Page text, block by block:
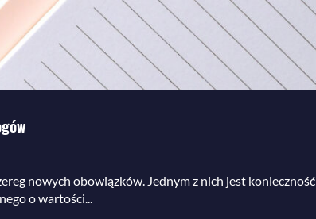
nowych obowiązków. Jednym z nich jest konieczność
o wartości...